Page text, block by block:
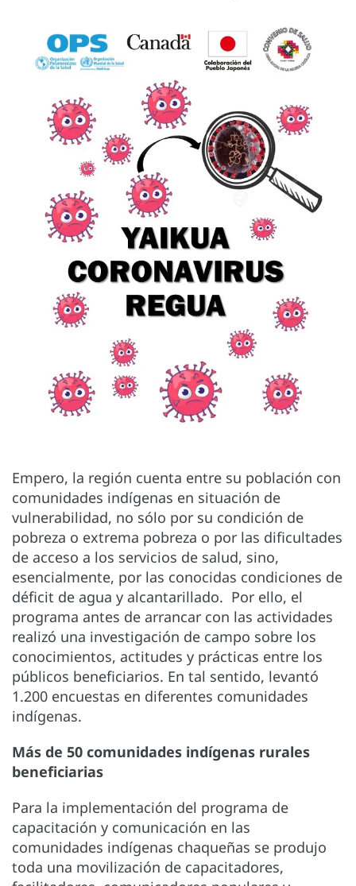
Empero, la región cuenta entre su población con
comunidades indígenas en situación de
vulnerabilidad, no sólo por su condición de
pobreza o extrema pobreza o por las dificultades
de acceso a los servicios de salud, sino,
esencialmente, por las conocidas condiciones de
déficit de agua y alcantarillado. Por ello, el
programa antes de arrancar con las actividades
realizó una investigación de campo sobre los
conocimientos, actitudes y prácticas entre los
públicos beneficiarios. En tal sentido, levantó
1.200 encuestas en diferentes comunidades
indígenas.
Más de 50 comunidades indígenas rurales
beneficiarias
Para la implementación del programa de
capacitación y comunicación en las
comunidades indígenas chaqueñas se produjo
toda una movilización de capacitadores,